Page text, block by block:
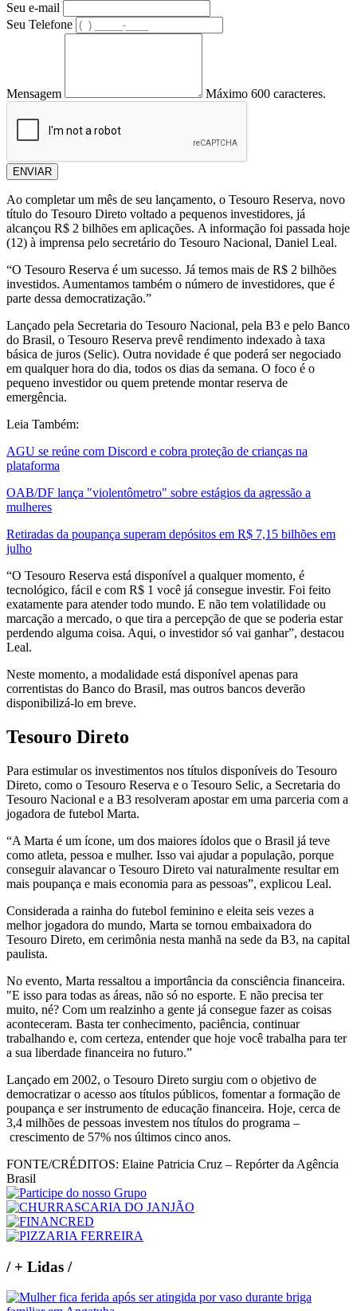
Seu e-mail
Seu Telefone
Mensagem Máximo 600 caracteres.
ENVIAR
Ao completar um mês de seu lançamento, o Tesouro Reserva, novo
título do Tesouro Direto voltado a pequenos investidores, já
alcançou R$ 2 bilhões em aplicações. A informação foi passada hoje
(12) à imprensa pelo secretário do Tesouro Nacional, Daniel Leal.
“O Tesouro Reserva é um sucesso. Já temos mais de R$ 2 bilhões
investidos. Aumentamos também o número de investidores, que é
parte dessa democratização.”
Lançado pela Secretaria do Tesouro Nacional, pela B3 e pelo Banco
do Brasil, o Tesouro Reserva prevê rendimento indexado à taxa
básica de juros (Selic). Outra novidade é que poderá ser negociado
em qualquer hora do dia, todos os dias da semana. O foco é o
pequeno investidor ou quem pretende montar reserva de
emergência.
Leia Também:
AGU se reúne com Discord e cobra proteção de crianças na
plataforma
OAB/DF lança "violentômetro" sobre estágios da agressão a
mulheres
Retiradas da poupança superam depósitos em R$ 7,15 bilhões em
julho
“O Tesouro Reserva está disponível a qualquer momento, é
tecnológico, fácil e com R$ 1 você já consegue investir. Foi feito
exatamente para atender todo mundo. E não tem volatilidade ou
marcação a mercado, o que tira a percepção de que se poderia estar
perdendo alguma coisa. Aqui, o investidor só vai ganhar”, destacou
Leal.
Neste momento, a modalidade está disponível apenas para
correntistas do Banco do Brasil, mas outros bancos deverão
disponibilizá-lo em breve.
Tesouro Direto
Para estimular os investimentos nos títulos disponíveis do Tesouro
Direto, como o Tesouro Reserva e o Tesouro Selic, a Secretaria do
Tesouro Nacional e a B3 resolveram apostar em uma parceria com a
jogadora de futebol Marta.
“A Marta é um ícone, um dos maiores ídolos que o Brasil já teve
como atleta, pessoa e mulher. Isso vai ajudar a população, porque
conseguir alavancar o Tesouro Direto vai naturalmente resultar em
mais poupança e mais economia para as pessoas”, explicou Leal.
Considerada a rainha do futebol feminino e eleita seis vezes a
melhor jogadora do mundo, Marta se tornou embaixadora do
Tesouro Direto, em cerimônia nesta manhã na sede da B3, na capital
paulista.
No evento, Marta ressaltou a importância da consciência financeira.
"E isso para todas as áreas, não só no esporte. E não precisa ter
muito, né? Com um realzinho a gente já consegue fazer as coisas
aconteceram. Basta ter conhecimento, paciência, continuar
trabalhando e, com certeza, entender que hoje você trabalha para ter
a sua liberdade financeira no futuro.”
Lançado em 2002, o Tesouro Direto surgiu com o objetivo de
democratizar o acesso aos títulos públicos, fomentar a formação de
poupança e ser instrumento de educação financeira. Hoje, cerca de
3,4 milhões de pessoas investem nos títulos do programa –
crescimento de 57% nos últimos cinco anos.
FONTE/CRÉDITOS: Elaine Patricia Cruz – Repórter da Agência
Brasil
/+ Lidas /